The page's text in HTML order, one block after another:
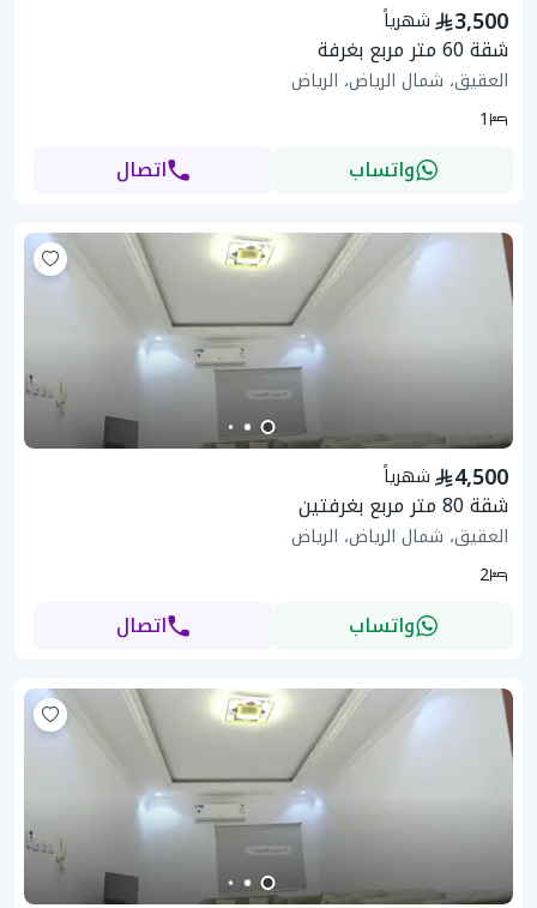
شهرياً 3,500
شقة 60 متر مربع بغرفة
العقيق، شمال الرياض، الرياض
1
واتساب اتصال
شهرياً 4,500
شقة 80 متر مربع بغرفتين
العقيق، شمال الرياض، الرياض
2
واتساب اتصال